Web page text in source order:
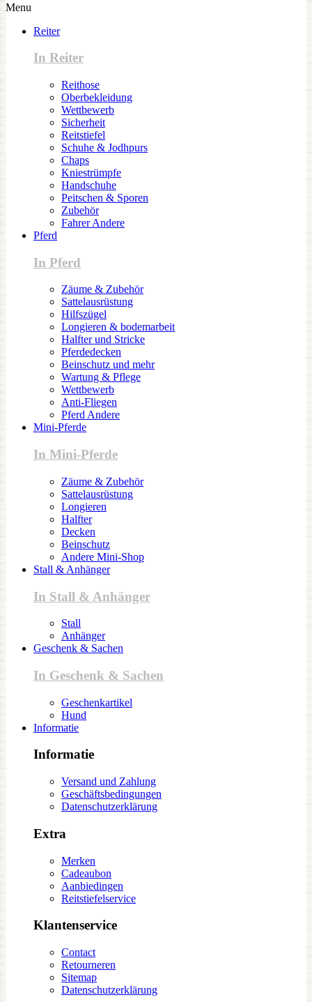
Menu
Reiter
In Reiter
Reithose
Oberbekleidung
Wettbewerb
Sicherheit
Reitstiefel
Schuhe & Jodhpurs
Chaps
Kniestrümpfe
Handschuhe
Peitschen & Sporen
Zubehör
Fahrer Andere
Pferd
In Pferd
Zäume & Zubehör
Sattelausrüstung
Hilfszügel
Longieren & bodemarbeit
Halfter und Stricke
Pferdedecken
Beinschutz und mehr
Wartung & Pflege
Wettbewerb
Anti-Fliegen
Pferd Andere
Mini-Pferde
In Mini-Pferde
Zäume & Zubehör
Sattelausrüstung
Longieren
Halfter
Decken
Beinschutz
Andere Mini-Shop
Stall & Anhänger
In Stall & Anhänger
Stall
Anhänger
Geschenk & Sachen
In Geschenk & Sachen
Geschenkartikel
Hund
Informatie
Informatie
Versand und Zahlung
Geschäftsbedingungen
Datenschutzerklärung
Extra
Merken
Cadeaubon
Aanbiedingen
Reitstiefelservice
Klantenservice
Contact
Retourneren
Sitemap
Datenschutzerklärung